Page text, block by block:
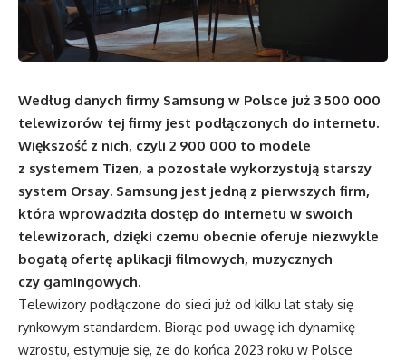
Według danych firmy Samsung w Polsce już 3 500 000
telewizorów tej firmy jest podłączonych do internetu.
Większość z nich, czyli 2 900 000 to modele
z systemem Tizen, a pozostałe wykorzystują starszy
system Orsay. Samsung jest jedną z pierwszych firm,
która wprowadziła dostęp do internetu w swoich
telewizorach, dzięki czemu obecnie oferuje niezwykle
bogatą ofertę aplikacji filmowych, muzycznych
czy gamingowych.
Telewizory podłączone do sieci już od kilku lat stały się
rynkowym standardem. Biorąc pod uwagę ich dynamikę
wzrostu, estymuje się, że do końca 2023 roku w Polsce